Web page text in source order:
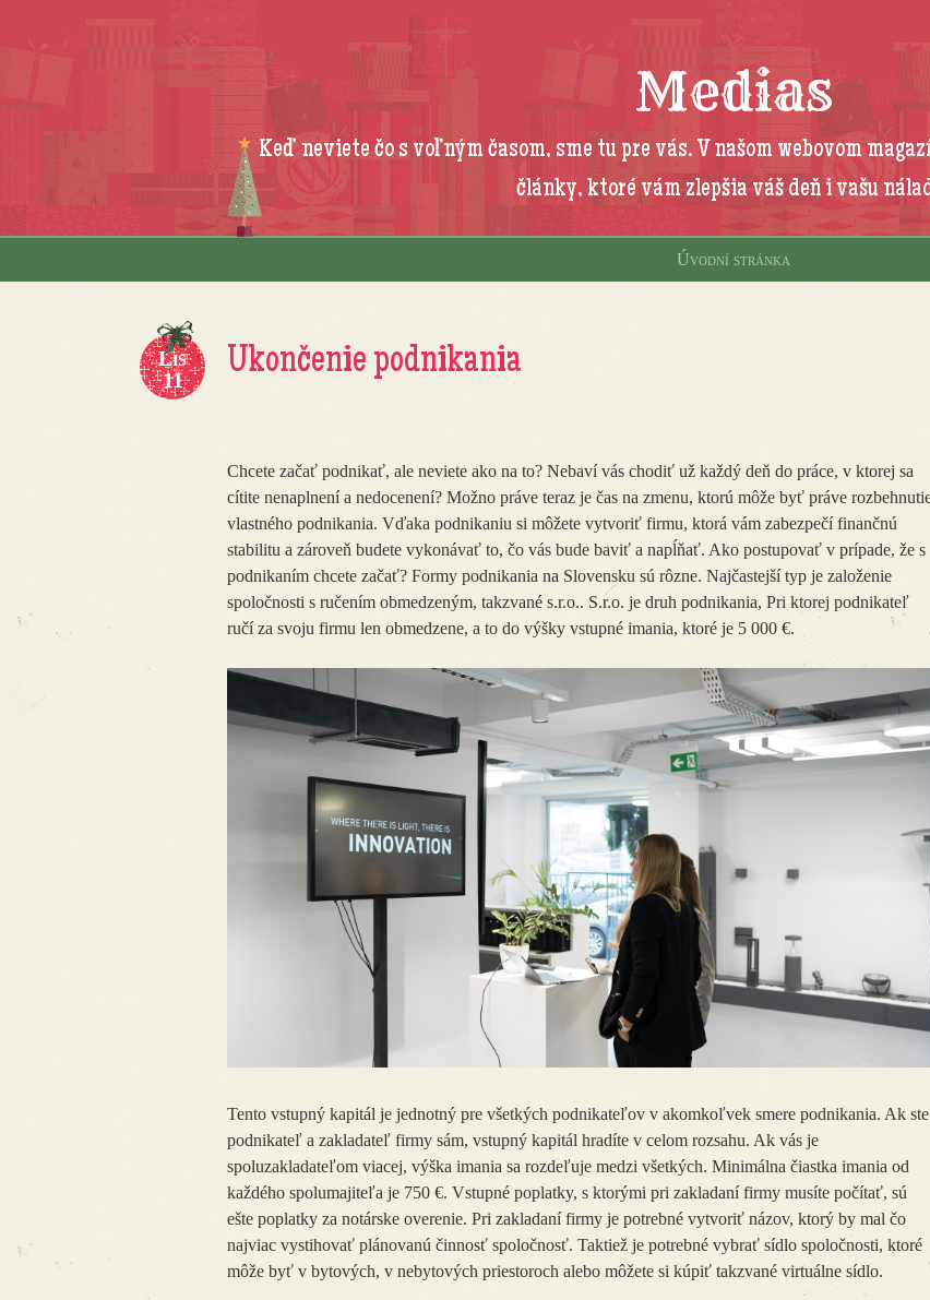
Medias
Keď neviete čo s voľným časom, sme tu pre vás. V našom webovom
články, ktoré vám zlepšia váš deň i vašu
Úvodní stránka
Ukončenie podnikania
Chcete začať podnikať, ale neviete ako na to? Nebaví vás chodiť už každý deň do práce, v ktorej sa
cítite nenaplnení a nedocenení? Možno práve teraz je čas na zmenu, ktorú môže byť práve
vlastného podnikania. Vďaka podnikaniu si môžete vytvoriť firmu, ktorá vám zabezpečí finančnú
stabilitu a zároveň budete vykonávať to, čo vás bude baviť a napĺňať. Ako postupovať v prípade, že s
podnikaním chcete začať? Formy podnikania na Slovensku sú rôzne. Najčastejší typ je založenie
spoločnosti s ručením obmedzeným, takzvané s.r.o.. S.r.o. je druh podnikania, Pri ktorej podnikateľ
ručí za svoju firmu len obmedzene, a to do výšky vstupné imania, ktoré je 5 000 €.
Tento vstupný kapitál je jednotný pre všetkých podnikateľov v akomkoľvek smere podnikania. Ak ste
podnikateľ a zakladateľ firmy sám, vstupný kapitál hradíte v celom rozsahu. Ak vás je
spoluzakladateľom viacej, výška imania sa rozdeľuje medzi všetkých. Minimálna čiastka imania od
každého spolumajiteľa je 750 €. Vstupné poplatky, s ktorými pri zakladaní firmy musíte počítať, sú
ešte poplatky za notárske overenie. Pri zakladaní firmy je potrebné vytvoriť názov, ktorý by mal čo
najviac vystihovať plánovanú činnosť spoločnosť. Taktiež je potrebné vybrať sídlo spoločnosti, ktoré
môže byť v bytových, v nebytových priestoroch alebo môžete si kúpiť takzvané virtuálne sídlo.
Lis
11